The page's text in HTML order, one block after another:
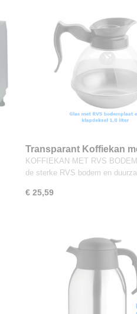
Transparant Koffiekan
bodem 1,7 liter
KOFFIEKAN MET RVS
de sterke RVS bodem en
€ 25,59